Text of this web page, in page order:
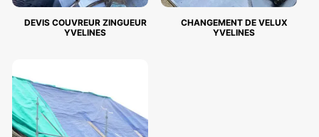
DEVIS COUVREUR ZINGUEUR
YVELINES
CHANGEMENT DE VELUX
YVELINES